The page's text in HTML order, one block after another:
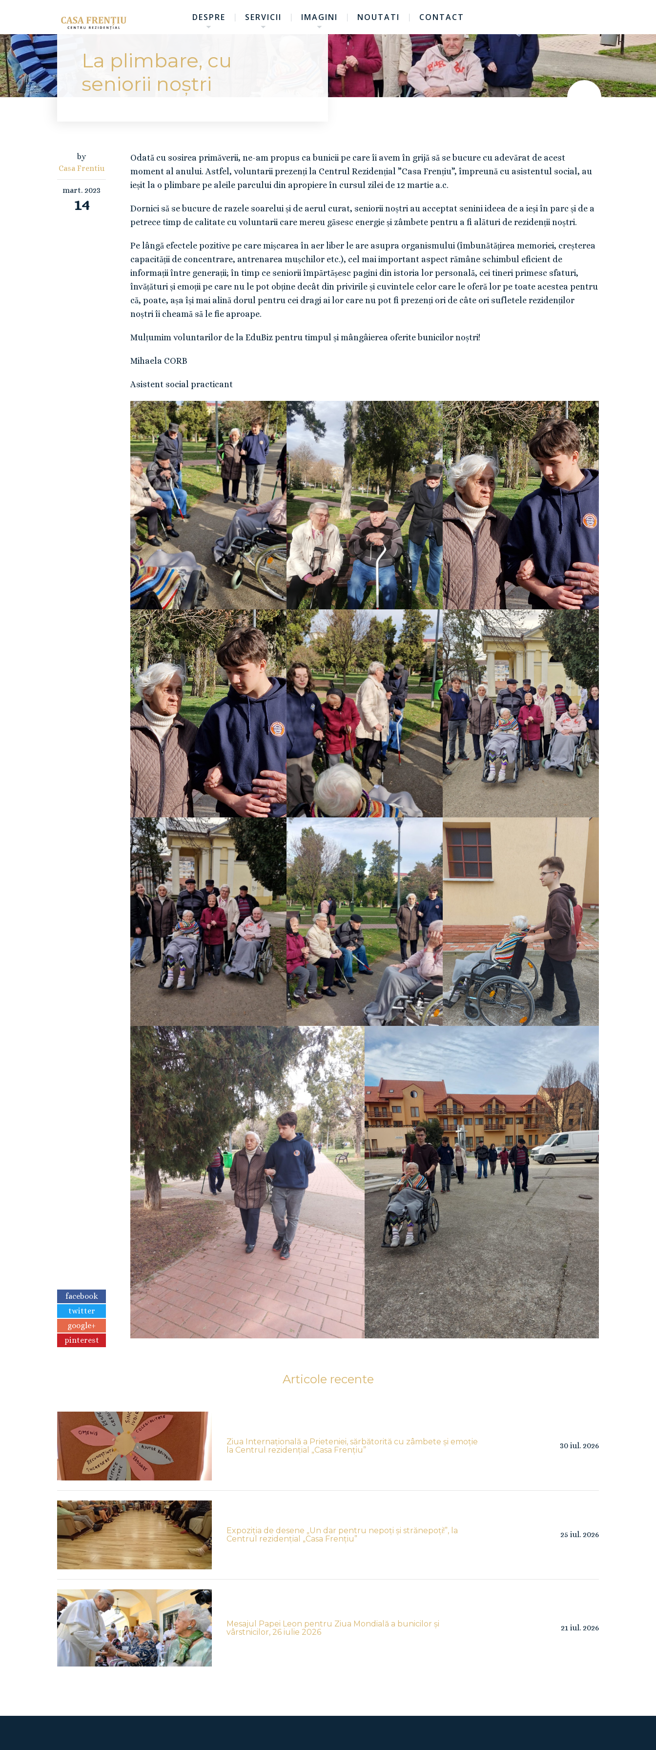
DESPRE SERVICII IMAGINI NOUTATI CONTACT
La plimbare, cu
seniorii noștri
by
Casa Frentiu
mart. 2023
14
facebook
twitter
google+
pinterest
Odată cu sosirea primăverii, ne-am propus ca bunicii pe care îi avem în grijă să se bucure cu adevărat de acest
moment al anului. Astfel, voluntarii prezenți la Centrul Rezidențial ”Casa Frențiu”, împreună cu asistentul social, au
ieșit la o plimbare pe aleile parcului din apropiere în cursul zilei de 12 martie a.c.
Dornici să se bucure de razele soarelui și de aerul curat, seniorii noștri au acceptat senini ideea de a ieși în parc și de a
petrece timp de calitate cu voluntarii care mereu găsesc energie și zâmbete pentru a fi alături de rezidenții noștri.
Pe lângă efectele pozitive pe care mișcarea în aer liber le are asupra organismului (îmbunătățirea memoriei, creșterea
capacității de concentrare, antrenarea mușchilor etc.), cel mai important aspect rămâne schimbul eficient de
informații între generații; în timp ce seniorii împărtășesc pagini din istoria lor personală, cei tineri primesc sfaturi,
învățături și emoții pe care nu le pot obține decât din privirile și cuvintele celor care le oferă lor pe toate acestea pentru
că, poate, așa își mai alină dorul pentru cei dragi ai lor care nu pot fi prezenți ori de câte ori sufletele rezidenților
noștri îi cheamă să le fie aproape.
Mulțumim voluntarilor de la EduBiz pentru timpul și mângâierea oferite bunicilor noștri!
Mihaela CORB
Asistent social practicant
Articole recente
Ziua Internațională a Prieteniei, sărbătorită cu zâmbete și emoție
la Centrul rezidențial „Casa Frențiu”
30 iul. 2026
Expoziția de desene „Un dar pentru nepoți și strănepoți!”, la
Centrul rezidențial „Casa Frențiu”
25 iul. 2026
Mesajul Papei Leon pentru Ziua Mondială a bunicilor și
vârstnicilor, 26 iulie 2026
21 iul. 2026